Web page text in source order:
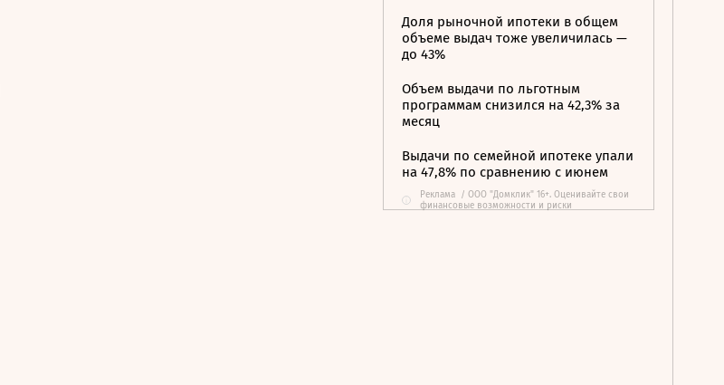
Доля рыночной ипотеки в общем
объеме выдач тоже увеличилась —
до 43%
Объем выдачи по льготным
программам снизился на 42,3% за
месяц
Выдачи по семейной ипотеке упали
на 47,8% по сравнению с июнем
Реклама / ООО "Домклик" 16+. Оценивайте свои
финансовые возможности и риски